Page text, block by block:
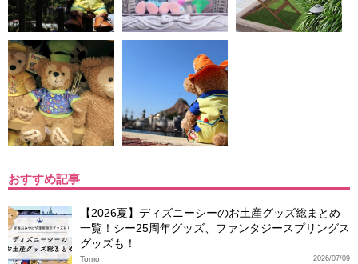
おすすめ記事
【2026夏】ディズニーシーのお土産グッズ総まとめ
一覧！シー25周年グッズ、ファンタジースプリングス
グッズも！
2026/07/09
Tomo